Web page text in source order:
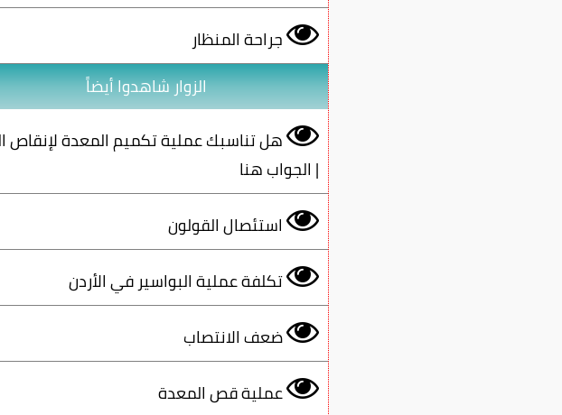
جراحة المنظار
الزوار شاهدوا أيضاً
هل تناسبك عملية تكميم المعدة لإنقاص
| الجواب هنا
استئصال القولون
تكلفة عملية البواسير في الأردن
ضعف الانتصاب
عملية قص المعدة